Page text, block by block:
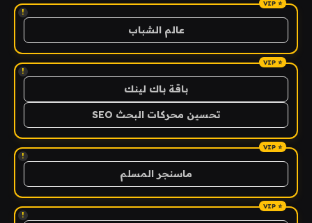
!
عالم الشباب
!
باقة باك لينك
تحسين محركات البحث SEO
!
ماسنجر المسلم
!